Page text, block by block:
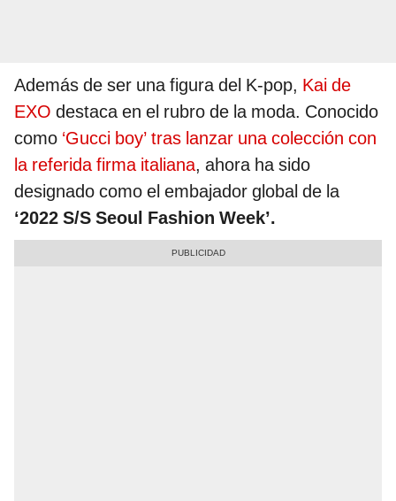
Además de ser una figura del K-pop, Kai de
EXO destaca en el rubro de la moda. Conocido
como ‘Gucci boy’ tras lanzar una colección con
la referida firma italiana, ahora ha sido
designado como el embajador global de la
‘2022 S/S Seoul Fashion Week’.